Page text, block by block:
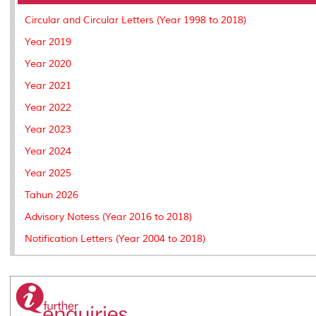
k
s
s
Circular and Circular Letters (Year 1998 to 2018)
Year 2019
Year 2020
Year 2021
Year 2022
Year 2023
Year 2024
Year 2025
Tahun 2026
Advisory Notess (Year 2016 to 2018)
Notification Letters (Year 2004 to 2018)